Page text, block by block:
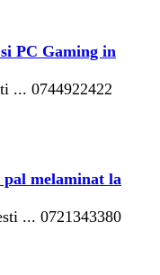
PC Gaming in
... 0744922422
melaminat la
... 0721343380